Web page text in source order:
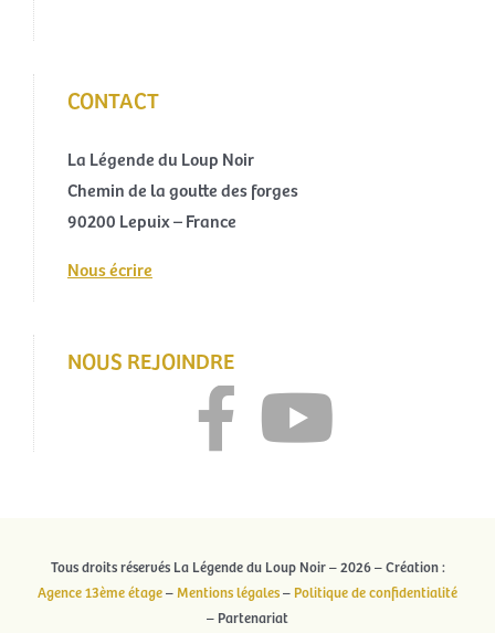
CONTACT
La Légende du Loup Noir
Chemin de la goutte des forges
90200 Lepuix – France
Nous écrire
NOUS REJOINDRE
Tous droits réservés La Légende du Loup Noir – 2026 – Création :
Agence 13ème étage–Mentions légales– Politique de confidentialité
– Partenariat